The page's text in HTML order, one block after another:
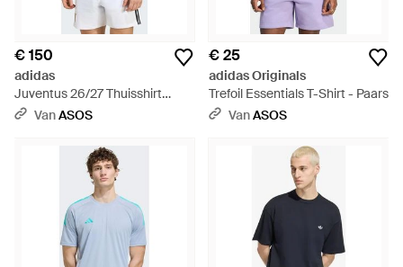
€ 150
adidas
Juventus 26/27 Thuisshirt
Authentic - Wit
VanASOS
€ 25
adidas Originals
Trefoil Essentials T-Shirt - Paars
VanASOS